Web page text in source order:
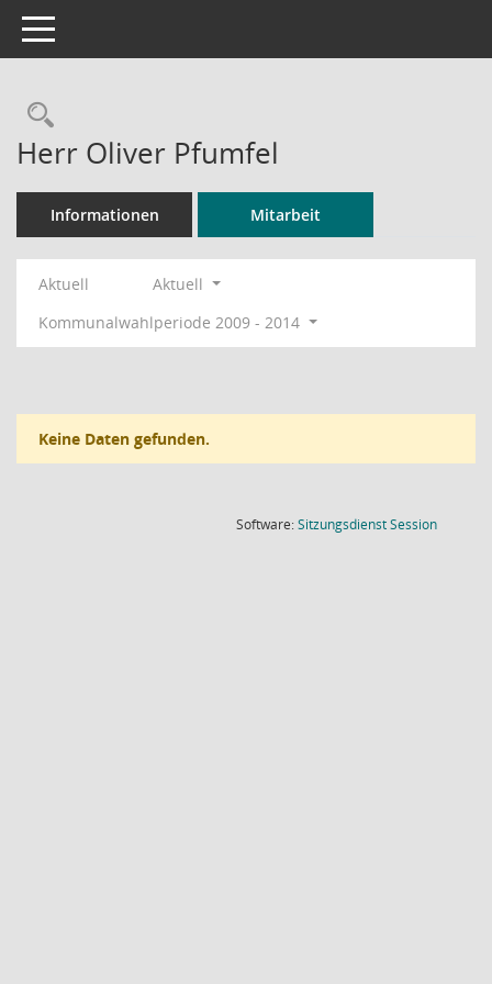
Toggle navigation
Rechercheauswahl
Herr Oliver Pfumfel
Informationen Mitarbeit
Aktuell
Aktuell
Kommunalwahlperiode 2009 - 2014
Keine Daten gefunden.
Software:SitzungsdienstSession(Wird in